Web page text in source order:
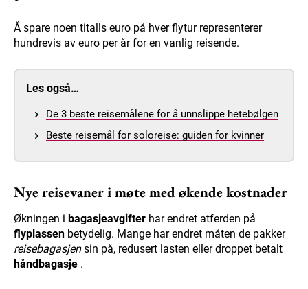
Å spare noen titalls euro på hver flytur representerer
hundrevis av euro per år for en vanlig reisende.
Les også…
De 3 beste reisemålene for å unnslippe hetebølgen
Beste reisemål for soloreise: guiden for kvinner
Nye reisevaner i møte med økende kostnader
Økningen i bagasjeavgifter har endret atferden på
flyplassen betydelig. Mange har endret måten de pakker
reisebagasjensin på, redusert lasten eller droppet betalt
håndbagasje .